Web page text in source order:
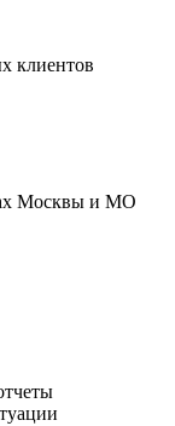
клиентов
Москвы и МО